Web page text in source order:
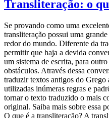
Transliteração: o
Se provando como uma
transliteração possui uma
redor do mundo. Diferente da
permitir que haja a devida
um sistema de escrita, para
obstáculos. Através dessa
traduzir textos antigos do Grego
utilizadas inúmeras regras e
tornar o texto traduzido o mais
original. Saiba mais sobre essa
O que é a transliteração? A